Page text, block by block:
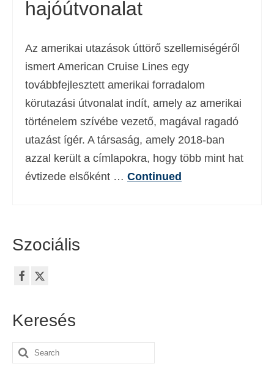
hajóútvonalat
Az amerikai utazások úttörő szellemiségéről
ismert American Cruise Lines egy
továbbfejlesztett amerikai forradalom
körutazási útvonalat indít, amely az amerikai
történelem szívébe vezető, magával ragadó
utazást ígér. A társaság, amely 2018-ban
azzal került a címlapokra, hogy több mint hat
évtizede elsőként … Continued
Szociális
Keresés
Search